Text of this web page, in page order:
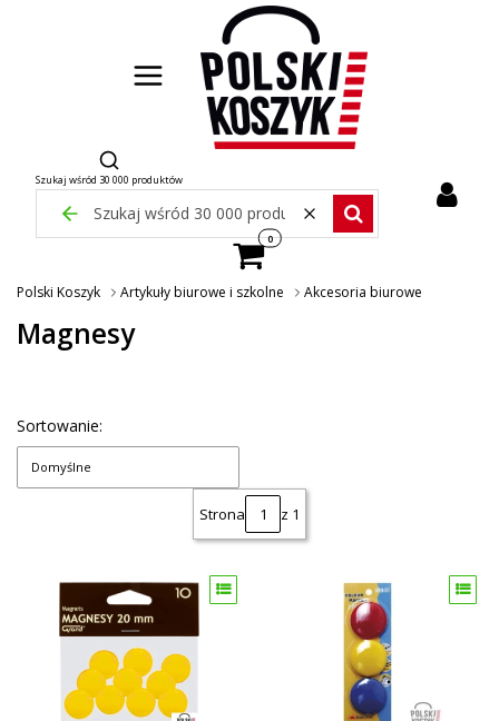
Otwórz wyszukiwarkę
Szukaj wśród 30 000 produktów
Zamknij wyszukiwarkę WyczyśćSzukaj wśród 30 000
Produkty w koszyku: 0. Zobacz
Polski Koszyk Artykuły biurowe i szkolne Akcesoria biurowe
Magnesy
Sortowanie:
Domyślne
Strona z 1